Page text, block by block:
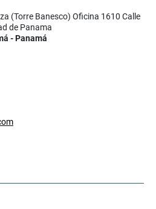
(Torre Banesco) Oficina 1610 Calle
de Panama
- Panamá